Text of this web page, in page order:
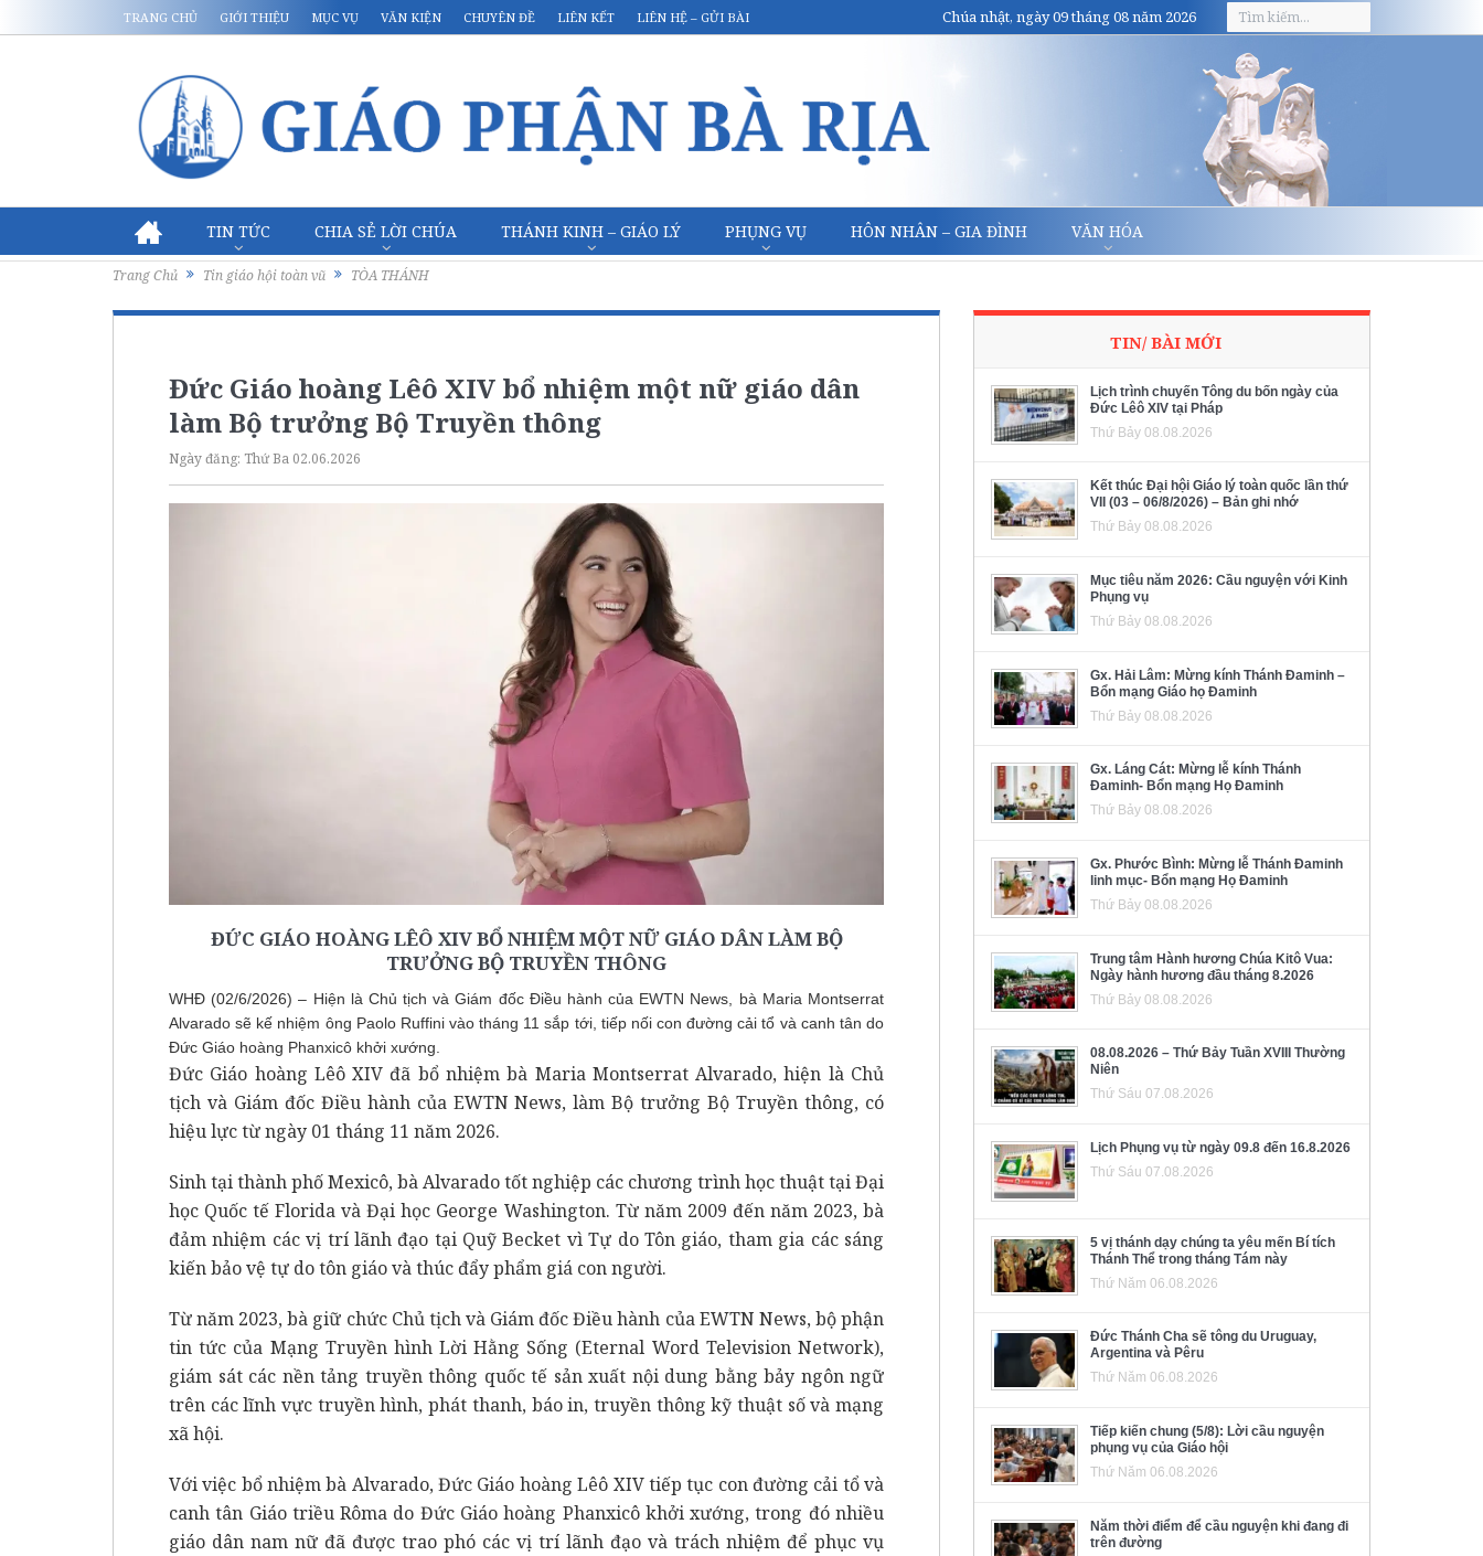
TRANG CHỦ GIỚI THIỆU MỤC VỤ VĂN KIỆN CHUYÊN ĐỀ LIÊN KẾT LIÊN HỆ – GỬI BÀI Chúa nhật, ngày 09 tháng 08 năm 2026
TIN TỨC CHIA SẺ LỜI CHÚA THÁNH KINH – GIÁO LÝ PHỤNG VỤ HÔN NHÂN – GIA ĐÌNH VĂN HÓA
Trang Chủ Tin giáo hội toàn vũ TÒA THÁNH
Đức Giáo hoàng Lêô XIV bổ nhiệm một nữ giáo dân
làm Bộ trưởng Bộ Truyền thông
Ngày đăng: Thứ Ba 02.06.2026
ĐỨC GIÁO HOÀNG LÊÔ XIV BỔ NHIỆM MỘT NỮ GIÁO DÂN LÀM BỘ
TRƯỞNG BỘ TRUYỀN THÔNG
WHĐ (02/6/2026) – Hiện là Chủ tịch và Giám đốc Điều hành của EWTN News, bà Maria Montserrat
Alvarado sẽ kế nhiệm ông Paolo Ruffini vào tháng 11 sắp tới, tiếp nối con đường cải tổ và canh tân do
Đức Giáo hoàng Phanxicô khởi xướng.
Đức Giáo hoàng Lêô XIV đã bổ nhiệm bà Maria Montserrat Alvarado, hiện là Chủ
tịch và Giám đốc Điều hành của EWTN News, làm Bộ trưởngBộ Truyền thông, có
hiệu lực từ ngày 01 tháng 11 năm 2026.
Sinh tại thành phố Mexicô, bà Alvarado tốt nghiệp các chương trình học thuật tại Đại
học Quốc tế Florida và Đại học George Washington. Từ năm 2009 đến năm 2023, bà
đảm nhiệm các vị trí lãnh đạo tại Quỹ Becket vì Tự do Tôn giáo, tham gia các sáng
kiến bảo vệ tự do tôn giáo và thúc đẩy phẩm giá con người.
Từ năm 2023, bà giữ chức Chủ tịch và Giám đốc Điều hành của EWTN News, bộ phận
tin tức của Mạng Truyền hình Lời Hằng Sống (Eternal Word Television Network),
giám sát các nền tảng truyền thông quốc tế sản xuất nội dung bằng bảy ngôn ngữ
trên các lĩnh vực truyền hình, phát thanh, báo in, truyền thông kỹ thuật số và mạng
xã hội.
Với việc bổ nhiệm bà Alvarado, Đức Giáo hoàng Lêô XIV tiếp tục con đường cải tổ và
canh tân Giáo triều Rôma do Đức Giáo hoàng Phanxicô khởi xướng, trong đó nhiều
giáo dân nam nữ đã được trao phó các vị trí lãnh đạo và trách nhiệm để phục vụ
TIN/ BÀI MỚI
Lịch trình chuyến Tông du bốn ngày của
Đức Lêô XIV tại Pháp
Thứ Bảy 08.08.2026
Kết thúc Đại hội Giáo lý toàn quốc lần thứ
VII (03 – 06/8/2026) – Bản ghi nhớ
Thứ Bảy 08.08.2026
Mục tiêu năm 2026: Cầu nguyện với Kinh
Phụng vụ
Thứ Bảy 08.08.2026
Gx. Hải Lâm: Mừng kính Thánh Đaminh –
Bổn mạng Giáo họ Đaminh
Thứ Bảy 08.08.2026
Gx. Láng Cát: Mừng lễ kính Thánh
Đaminh- Bổn mạng Họ Đaminh
Thứ Bảy 08.08.2026
Gx. Phước Bình: Mừng lễ Thánh Đaminh
linh mục- Bổn mạng Họ Đaminh
Thứ Bảy 08.08.2026
Trung tâm Hành hương Chúa Kitô Vua:
Ngày hành hương đầu tháng 8.2026
Thứ Bảy 08.08.2026
08.08.2026 – Thứ Bảy Tuần XVIII Thường
Niên
Thứ Sáu 07.08.2026
Lịch Phụng vụ từ ngày 09.8 đến 16.8.2026
Thứ Sáu 07.08.2026
5 vị thánh dạy chúng ta yêu mến Bí tích
Thánh Thể trong tháng Tám này
Thứ Năm 06.08.2026
Đức Thánh Cha sẽ tông du Uruguay,
Argentina và Pêru
Thứ Năm 06.08.2026
Tiếp kiến chung (5/8): Lời cầu nguyện
phụng vụ của Giáo hội
Thứ Năm 06.08.2026
Năm thời điểm để cầu nguyện khi đang đi
trên đường